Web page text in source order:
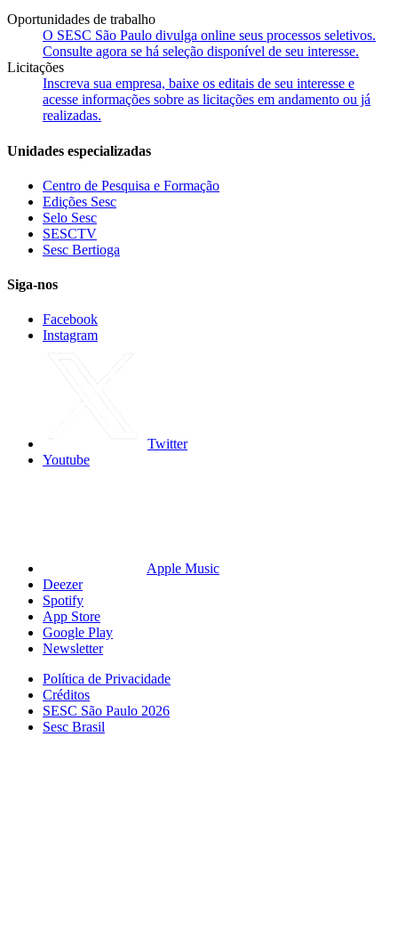
Oportunidades de trabalho
O SESC São Paulo divulga online seus processos seletivos.
Consulte agora se há seleção disponível de seu interesse.
Licitações
Inscreva sua empresa, baixe os editais de seu interesse e
acesse informações sobre as licitações em andamento ou já
realizadas.
Unidades especializadas
Centro de Pesquisa e Formação
Edições Sesc
Selo Sesc
SESCTV
Sesc Bertioga
Siga-nos
Facebook
Instagram
Twitter
Youtube
Apple Music
Deezer
Spotify
App Store
Google Play
Newsletter
Política de Privacidade
Créditos
SESC São Paulo 2026
Sesc Brasil